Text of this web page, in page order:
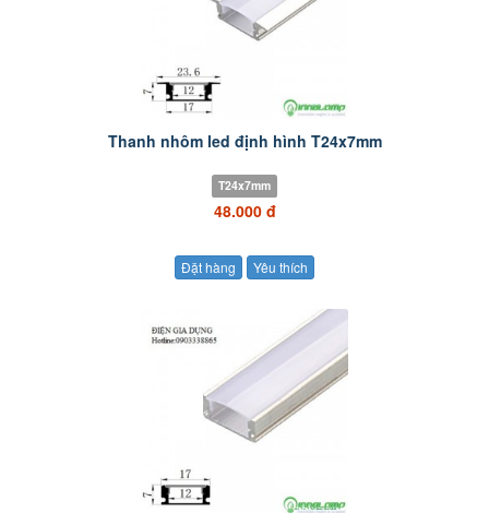
Thanh nhôm led định hình T24x7mm
T24x7mm
48.000 đ
Đặt hàng Yêu thích